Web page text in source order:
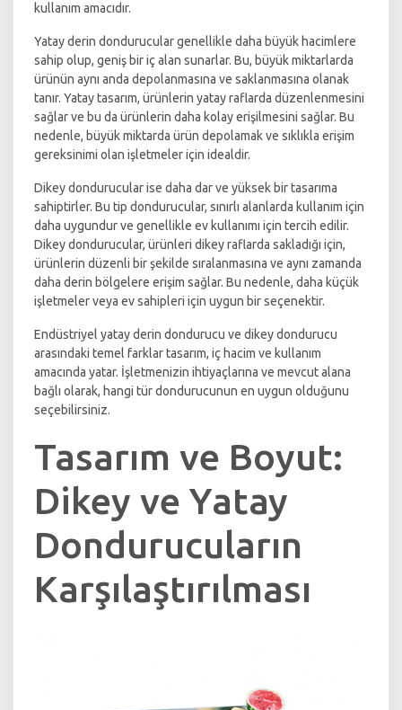
kullanım amacıdır.
Yatay derin dondurucular genellikle daha büyük hacimlere
sahip olup, geniş bir iç alan sunarlar. Bu, büyük miktarlarda
ürünün aynı anda depolanmasına ve saklanmasına olanak
tanır. Yatay tasarım, ürünlerin yatay raflarda düzenlenmesini
sağlar ve bu da ürünlerin daha kolay erişilmesini sağlar. Bu
nedenle, büyük miktarda ürün depolamak ve sıklıkla erişim
gereksinimi olan işletmeler için idealdir.
Dikey dondurucular ise daha dar ve yüksek bir tasarıma
sahiptirler. Bu tip dondurucular, sınırlı alanlarda kullanım için
daha uygundur ve genellikle ev kullanımı için tercih edilir.
Dikey dondurucular, ürünleri dikey raflarda sakladığı için,
ürünlerin düzenli bir şekilde sıralanmasına ve aynı zamanda
daha derin bölgelere erişim sağlar. Bu nedenle, daha küçük
işletmeler veya ev sahipleri için uygun bir seçenektir.
Endüstriyel yatay derin dondurucu ve dikey dondurucu
arasındaki temel farklar tasarım, iç hacim ve kullanım
amacında yatar. İşletmenizin ihtiyaçlarına ve mevcut alana
bağlı olarak, hangi tür dondurucunun en uygun olduğunu
seçebilirsiniz.
Tasarım ve Boyut:
Dikey ve Yatay
Dondurucuların
Karşılaştırılması